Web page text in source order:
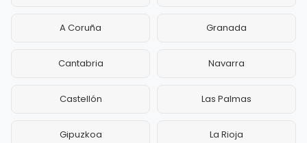
A Coruña Granada
Cantabria Navarra
Castellón Las Palmas
Gipuzkoa La Rioja